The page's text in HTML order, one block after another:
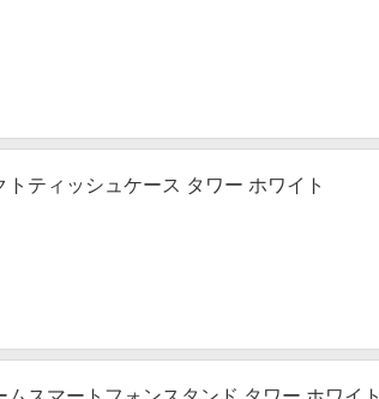
ティッシュケース タワー ホワイト